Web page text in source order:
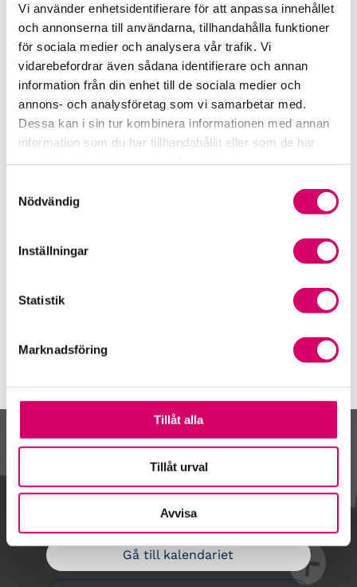
Vi använder enhetsidentifierare för att anpassa innehållet
och annonserna till användarna, tillhandahålla funktioner
för sociala medier och analysera vår trafik. Vi
vidarebefordrar även sådana identifierare och annan
information från din enhet till de sociala medier och
annons- och analysföretag som vi samarbetar med.
Dessa kan i sin tur kombinera informationen med annan
information som du har tillhandahållit eller som de har
Nödvändig
Inställningar
Statistik
Marknadsföring
Tillåt alla
Tillåt urval
Avvisa
Samverkan med myndigheter och organisationer
Srf Fokusrapport 2024 – insikter för hållbart
företagande
Våra nyhetskanaler
Tidningen Konsulten
Öppet brev till Myndigheten för yrkeshögskolan
Framtidsutsikter i lönebranschen
Kalendarium
Gå till kalendariet